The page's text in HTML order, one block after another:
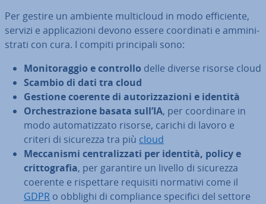
Per gestire un ambiente mul­ti­cloud in modo ef­fi­cien­te,
servizi e ap­pli­ca­zio­ni devono essere coor­di­na­ti e am­mi­ni­
stra­ti con cura. I compiti prin­ci­pa­li sono:
Mo­ni­to­rag­gio e controllo delle diverse risorse cloud
Scambio di dati tra cloud
Gestione coerente di au­to­riz­za­zio­ni e identità
Or­che­stra­zio­ne basata sull’IA, per coor­di­na­re in
modo au­to­ma­tiz­za­to risorse, carichi di lavoro e
criteri di sicurezza tra più cloud
Mec­ca­ni­smi cen­tra­liz­za­ti per identità, policy e
crit­to­gra­fia, per garantire un livello di sicurezza
coerente e ri­spet­ta­re requisiti normativi come il
GDPR o obblighi di com­plian­ce specifici del settore